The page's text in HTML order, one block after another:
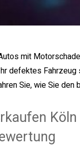
mit
defektes
Sie, wie Sie